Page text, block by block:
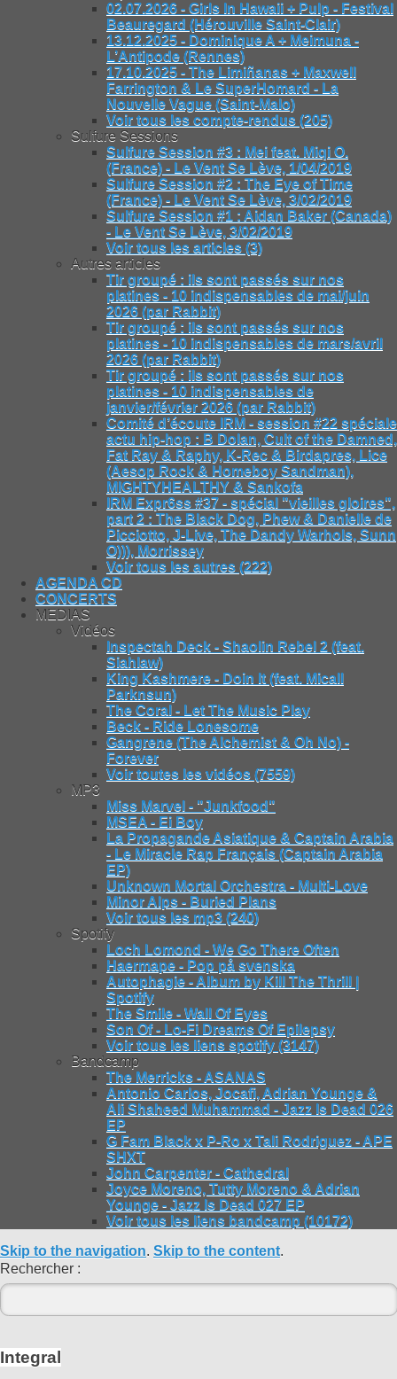
02.07.2026 - Girls In Hawaii + Pulp - Festival
Beauregard (Hérouville Saint-Clair)
13.12.2025 - Dominique A + Meimuna -
L’Antipode (Rennes)
17.10.2025 - The Limiñanas + Maxwell
Farrington & Le SuperHomard - La
Nouvelle Vague (Saint-Malo)
Voir tous les compte-rendus (205)
Sulfure Sessions
Sulfure Session #3 : Mei feat. Miqi O.
(France) - Le Vent Se Lève, 1/04/2019
Sulfure Session #2 : The Eye of Time
(France) - Le Vent Se Lève, 3/02/2019
Sulfure Session #1 : Aidan Baker (Canada)
- Le Vent Se Lève, 3/02/2019
Voir tous les articles (3)
Autres articles
Tir groupé : ils sont passés sur nos
platines - 10 indispensables de mai/juin
2026 (par Rabbit)
Tir groupé : ils sont passés sur nos
platines - 10 indispensables de mars/avril
2026 (par Rabbit)
Tir groupé : ils sont passés sur nos
platines - 10 indispensables de
janvier/février 2026 (par Rabbit)
Comité d’écoute IRM - session #22 spéciale
actu hip-hop : B Dolan, Cult of the Damned,
Fat Ray & Raphy, K-Rec & Birdapres, Lice
(Aesop Rock & Homeboy Sandman),
MIGHTYHEALTHY & Sankofa
IRM Expr6ss #37 - spécial "vieilles gloires",
part 2 : The Black Dog, Phew & Danielle de
Picciotto, J-Live, The Dandy Warhols, Sunn
O))), Morrissey
Voir tous les autres (222)
AGENDA CD
CONCERTS
MEDIAS
Vidéos
Inspectah Deck - Shaolin Rebel 2 (feat.
Siahlaw)
King Kashmere - Doin It (feat. Micall
Parknsun)
The Coral - Let The Music Play
Beck - Ride Lonesome
Gangrene (The Alchemist & Oh No) -
Forever
Voir toutes les vidéos (7559)
MP3
Miss Marvel - "Junkfood"
MSEA - Ei Boy
La Propagande Asiatique & Captain Arabia
- Le Miracle Rap Français (Captain Arabia
EP)
Unknown Mortal Orchestra - Multi-Love
Minor Alps - Buried Plans
Voir tous les mp3 (240)
Spotify
Loch Lomond - We Go There Often
Haermape - Pop på svenska
Autophagie - Album by Kill The Thrill |
Spotify
The Smile - Wall Of Eyes
Son Of - Lo-Fi Dreams Of Epilepsy
Voir tous les liens spotify (3147)
Bandcamp
The Merricks - ASANAS
Antonio Carlos, Jocafi, Adrian Younge &
Ali Shaheed Muhammad - Jazz Is Dead 026
EP
G Fam Black x P-Ro x Tali Rodriguez - APE
SHXT
John Carpenter - Cathedral
Joyce Moreno, Tutty Moreno & Adrian
Younge - Jazz Is Dead 027 EP
Voir tous les liens bandcamp (10172)
Skip to the navigation. Skip to the content.
Rechercher :
Integral